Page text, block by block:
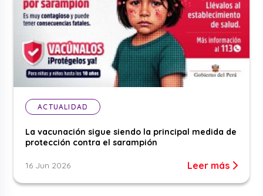
ACTUALIDAD
La vacunación sigue siendo la principal medida de
protección contra el sarampión
16 Jun 2026 Leer más